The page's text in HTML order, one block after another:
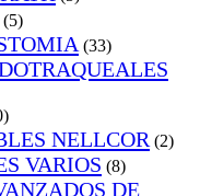
(5)
(33)
NELLCOR (2)
VARIOS (8)
DE